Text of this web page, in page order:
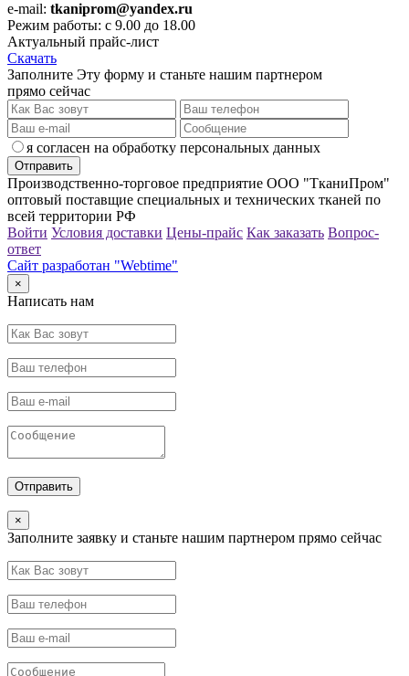
e-mail: tkaniprom@yandex.ru
Режим работы: с 9.00 до 18.00
Актуальный прайс-лист
Скачать
Заполните Эту форму и станьте нашим партнером
прямо сейчас
я согласен на обработку персональных данных
Производственно-торговое предприятие ООО "ТканиПром"
оптовый поставщие специальных и технических тканей по
всей территории РФ
Войти Условия доставки Цены-прайс Как заказать Вопрос-
ответ
Сайт разработан "Webtime"
×
Написать нам
×
Заполните заявку и станьте нашим партнером прямо сейчас